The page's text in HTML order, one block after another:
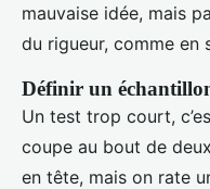
mauvaise idée, mais
du rigueur, comme en
Définir un
Un test trop court,
coupe au bout de
en tête, mais on rate